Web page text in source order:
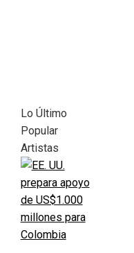
Lo Último
Popular
Artistas